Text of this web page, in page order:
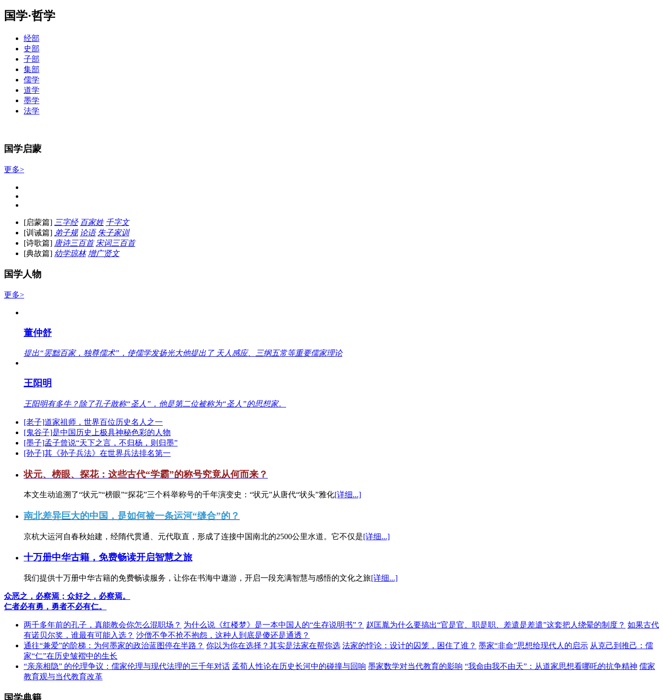
国学·哲学
经部
史部
子部
集部
儒学
道学
墨学
法学
国学启蒙
更多>
[启蒙篇] 三字经 百家姓 千字文
[训诫篇] 弟子规 论语 朱子家训
[诗歌篇] 唐诗三百首 宋词三百首
[典故篇] 幼学琼林 增广贤文
国学人物
更多>
董仲舒
提出“罢黜百家，独尊儒术”，使儒学发扬光大他提出了 天人感应、三纲五常等重要儒家理论
王阳明
王阳明有多牛？除了孔子敢称“圣人”，他是第二位被称为“圣人”的思想家。
[老子]道家祖师，世界百位历史名人之一
[鬼谷子]是中国历史上极具神秘色彩的人物
[墨子]孟子曾说“天下之言，不归杨，则归墨”
[孙子]其《孙子兵法》在世界兵法排名第一
状元、榜眼、探花：这些古代“学霸”的称号究竟从何而来？
本文生动追溯了“状元”“榜眼”“探花”三个科举称号的千年演变史：“状元”从唐代“状头”雅化[详细...]
南北差异巨大的中国，是如何被一条运河“缝合”的？
京杭大运河自春秋始建，经隋代贯通、元代取直，形成了连接中国南北的2500公里水道。它不仅是[详细...]
十万册中华古籍，免费畅读开启智慧之旅
我们提供十万册中华古籍的免费畅读服务，让你在书海中遨游，开启一段充满智慧与感悟的文化之旅[详细...]
众恶之，必察焉；众好之，必察焉。
仁者必有勇，勇者不必有仁。
两千多年前的孔子，真能教会你怎么混职场？ 为什么说《红楼梦》是一本中国人的“生存说明书”？ 赵匡胤为什么要搞出“官是官、职是职、差遣是差遣”这套把人绕晕的制度？ 如果古代
有诺贝尔奖，谁最有可能入选？ 沙僧不争不抢不抱怨，这种人到底是傻还是通透？
通往“兼爱”的阶梯：为何墨家的政治蓝图停在半路？ 你以为你在选择？其实是法家在帮你选 法家的悖论：设计的囚笼，困住了谁？ 墨家“非命”思想给现代人的启示 从克己到推己：儒
家“仁”在历史皱褶中的生长
“亲亲相隐” 的伦理争议：儒家伦理与现代法理的三千年对话 孟荀人性论在历史长河中的碰撞与回响 墨家数学对当代教育的影响 “我命由我不由天”：从道家思想看哪吒的抗争精神 儒家
教育观与当代教育改革
国学典籍